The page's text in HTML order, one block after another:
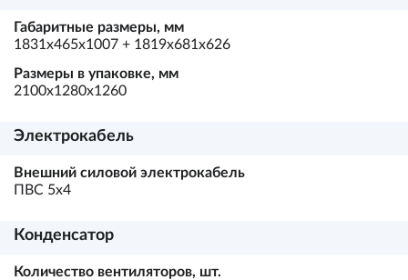
Габаритные размеры, мм
1831x465x1007 + 1819x681x626
Размеры в упаковке, мм
2100x1280x1260
Электрокабель
Внешний силовой электрокабель
ПВС 5х4
Конденсатор
Количество вентиляторов, шт.